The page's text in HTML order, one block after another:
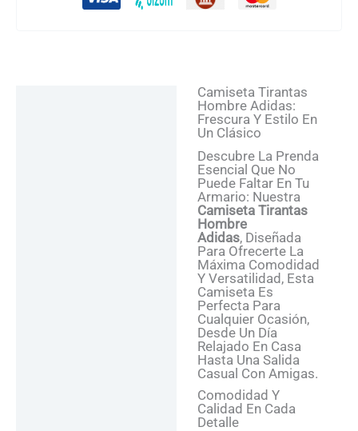
Camiseta Tirantas
Hombre Adidas:
Frescura Y Estilo En
Un Clásico
Descubre La Prenda
Esencial Que No
Puede Faltar En Tu
Armario: Nuestra
Camiseta Tirantas
Hombre
Adidas, Diseñada
Para Ofrecerte La
Máxima Comodidad
Y Versatilidad, Esta
Camiseta Es
Perfecta Para
Cualquier Ocasión,
Desde Un Día
Relajado En Casa
Hasta Una Salida
Casual Con Amigas.
Comodidad Y
Calidad En Cada
Detalle